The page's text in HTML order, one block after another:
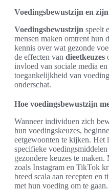
Voedingsbewustzijn en
Voedingsbewustzijn speelt
mensen maken omtrent hun
kennis over wat gezonde
de effecten van dieetkeuzes
invloed van sociale media
toegankelijkheid van
onderschat.
Hoe voedingsbewustzijn
Wanneer individuen zich
hun voedingskeuzes,
eetgewoonten te kijken. Het
specifieke
gezondere keuzes te
zoals Instagram en TikTok
breed scala aan recepten en
met hun voeding om te gaan.